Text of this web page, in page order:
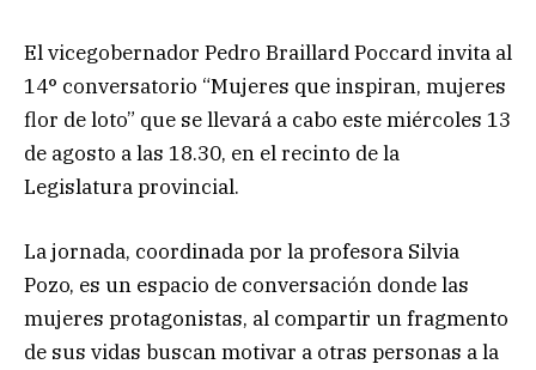
El vicegobernador Pedro Braillard Poccard invita al
14° conversatorio “Mujeres que inspiran, mujeres
flor de loto” que se llevará a cabo este miércoles 13
de agosto a las 18.30, en el recinto de la
Legislatura provincial.
La jornada, coordinada por la profesora Silvia
Pozo, es un espacio de conversación donde las
mujeres protagonistas, al compartir un fragmento
de sus vidas buscan motivar a otras personas a la